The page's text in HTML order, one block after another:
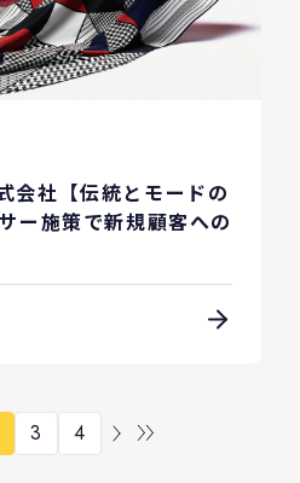
会社【伝統とモードの
ー施策で新規顧客への
3 4